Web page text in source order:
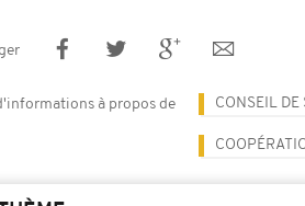
à propos de CONSEIL DE